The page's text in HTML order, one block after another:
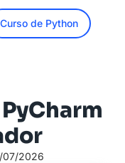
Curso de Python
07/2026